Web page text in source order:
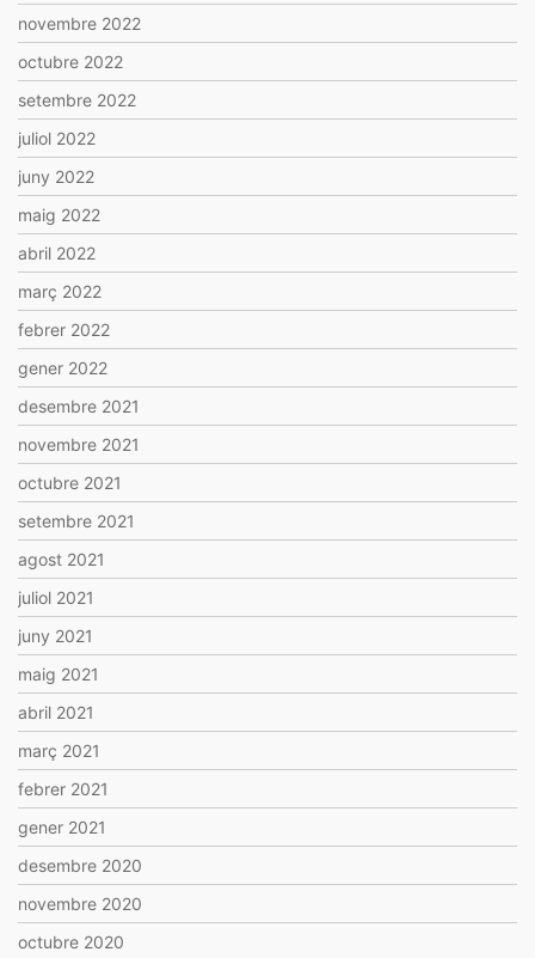
novembre 2022
octubre 2022
setembre 2022
juliol 2022
juny 2022
maig 2022
abril 2022
març 2022
febrer 2022
gener 2022
desembre 2021
novembre 2021
octubre 2021
setembre 2021
agost 2021
juliol 2021
juny 2021
maig 2021
abril 2021
març 2021
febrer 2021
gener 2021
desembre 2020
novembre 2020
octubre 2020